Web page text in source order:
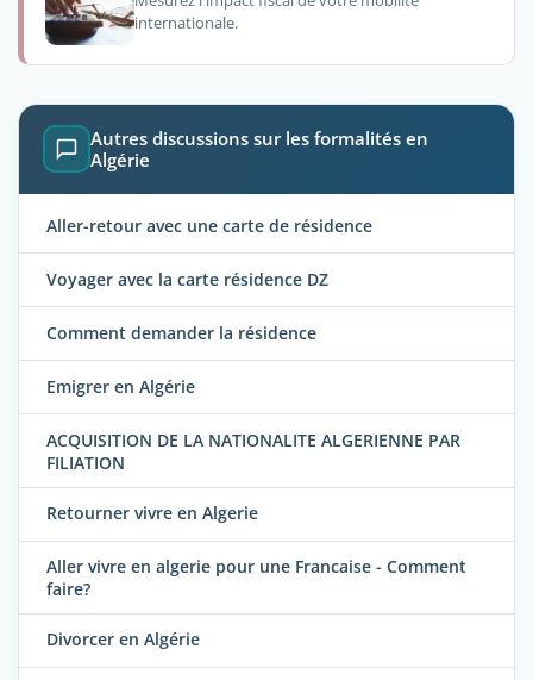
internationale.
Autres discussions sur les formalités en
Algérie
Aller-retour avec une carte de résidence
Voyager avec la carte résidence DZ
Comment demander la résidence
Emigrer en Algérie
ACQUISITION DE LA NATIONALITE ALGERIENNE PAR
FILIATION
Retourner vivre en Algerie
Aller vivre en algerie pour une Francaise - Comment
faire?
Divorcer en Algérie